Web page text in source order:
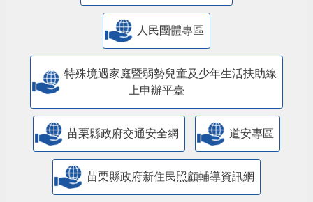
人民團體專區
特殊境遇家庭暨弱勢兒童及少年生活扶助線
上申辦平臺
苗栗縣政府交通安全網 道安專區
苗栗縣政府新住民照顧輔導資訊網